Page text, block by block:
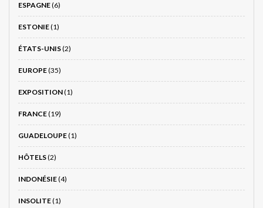
ESPAGNE(6)
ESTONIE(1)
ÉTATS-UNIS(2)
EUROPE(35)
EXPOSITION(1)
FRANCE(19)
GUADELOUPE(1)
HÔTELS(2)
INDONÉSIE(4)
INSOLITE(1)